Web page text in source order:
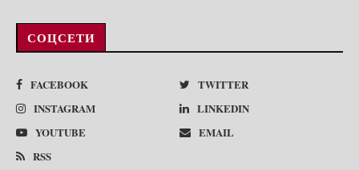
СОЦСЕТИ
FACEBOOK
TWITTER
INSTAGRAM
LINKEDIN
YOUTUBE
EMAIL
RSS